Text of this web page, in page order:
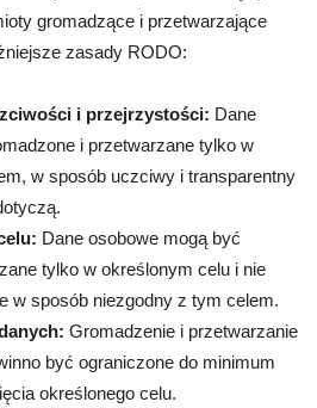
gromadzące i przetwarzające
zasady RODO:
i przejrzystości: Dane
i przetwarzane tylko w
w sposób uczciwy i transparentny
Dane osobowe mogą być
tylko w określonym celu i nie
w sposób niezgodny z tym celem.
Gromadzenie i przetwarzanie
być ograniczone do minimum
określonego celu.